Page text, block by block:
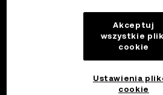
Akceptuj
wszystkie
cookie
Ustawienia
cookie